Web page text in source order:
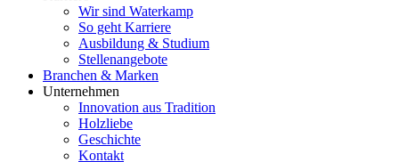
Wir sind Waterkamp
So geht Karriere
Ausbildung & Studium
Stellenangebote
Branchen & Marken
Unternehmen
Innovation aus Tradition
Holzliebe
Geschichte
Kontakt